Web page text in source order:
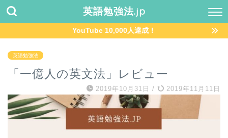
英語勉強法.jp
YouTube 10,000人達成！
英語勉強法
「一億人の英文法」レビュー
2019年10月31日 / 2019年11月11日